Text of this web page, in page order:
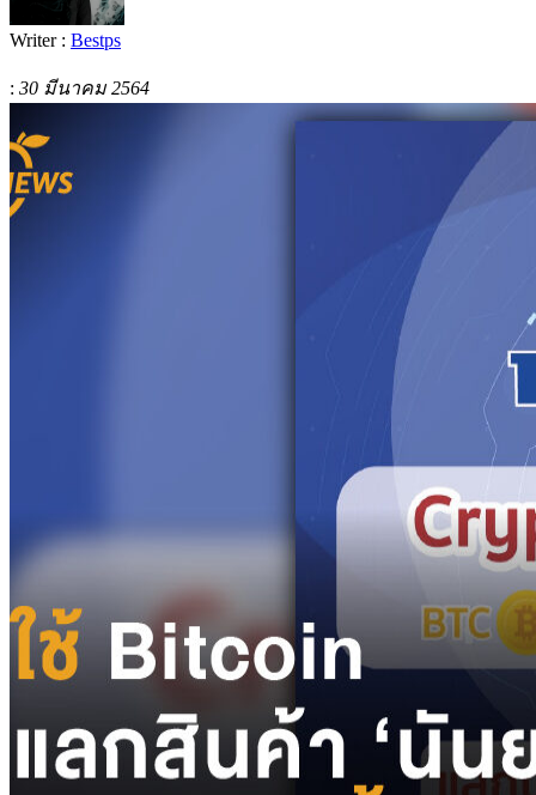
Writer : Bestps
: 30 มีนาคม 2564